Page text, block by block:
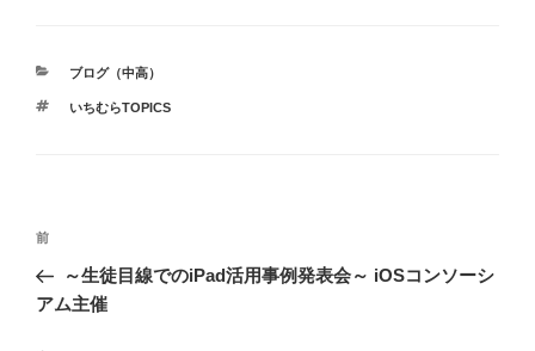
カ
ゴ
ブログ（中高）
タ
いちむらTOPICS
投
ナ
前
の
投
前
～生徒目線でのiPad活用事例発表会～ iOSコンソーシ
アム主催